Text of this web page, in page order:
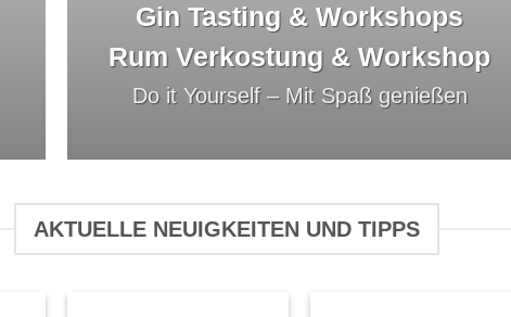
Gin Tasting & Workshops
Rum Verkostung & Workshop
Do it Yourself –Mit Spaß genießen
AKTUELLE NEUIGKEITEN UND TIPPS